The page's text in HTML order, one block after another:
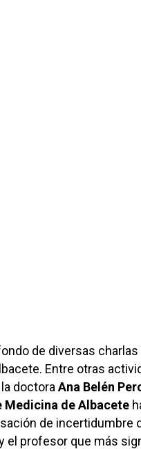
de diversas
Entre otras
la doctora Ana Belén
Medicina de Albacete
de incertidumbre
el profesor que más